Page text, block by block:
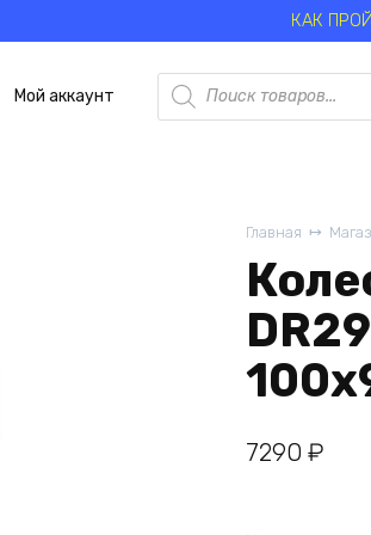
КАК
Мой аккаунт
Поиск
товаров
Главная
7290 ₽